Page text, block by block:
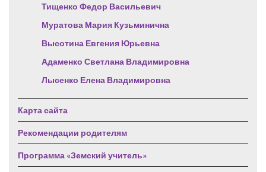
Тищенко Федор Васильевич
Муратова Мария Кузьминична
Высотина Евгения Юрьевна
Адаменко Светлана Владимировна
Лысенко Елена Владимировна
Карта сайта
Рекомендации родителям
Программа «Земский учитель»